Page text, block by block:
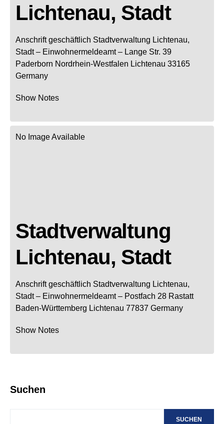
Lichtenau, Stadt
Anschrift geschäftlich Stadtverwaltung Lichtenau,
Stadt – Einwohnermeldeamt – Lange Str. 39
Paderborn Nordrhein-Westfalen Lichtenau 33165
Germany
Show Notes
No Image Available
Stadtverwaltung
Lichtenau, Stadt
Anschrift geschäftlich Stadtverwaltung Lichtenau,
Stadt – Einwohnermeldeamt – Postfach 28 Rastatt
Baden-Württemberg Lichtenau 77837 Germany
Show Notes
Suchen
SUCHEN